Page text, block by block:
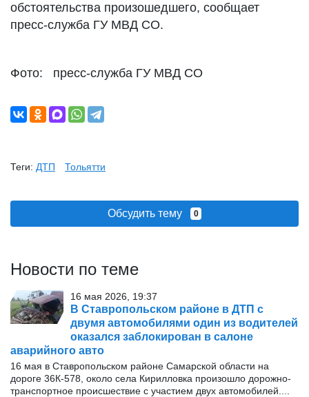
обстоятельства произошедшего, сообщает
пресс-служба ГУ МВД СО.
Фото: пресс-служба ГУ МВД СО
Теги: ДТП Тольятти
Обсудить тему 0
Новости по теме
16 мая 2026, 19:37
В Ставропольском районе в ДТП с
двумя автомобилями один из водителей
оказался заблокирован в салоне
аварийного авто
16 мая в Ставропольском районе Самарской области на
дороге 36К-578, около села Кирилловка произошло дорожно-
транспортное происшествие с участием двух автомобилей....